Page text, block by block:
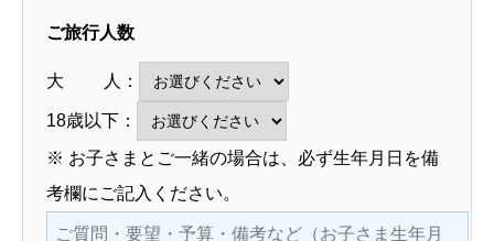
ご旅行人数
大 人：
18歳以下：
※ お子さまとご一緒の場合は、必ず生年月日を備
考欄にご記入ください。